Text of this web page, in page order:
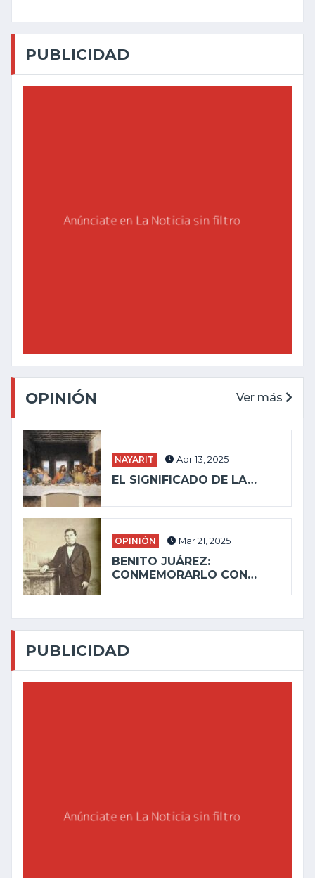
PUBLICIDAD
OPINIÓN Ver más
NAYARIT Abr 13, 2025
EL SIGNIFICADO DE LA…
OPINIÓN Mar 21, 2025
BENITO JUÁREZ:
CONMEMORARLO CON…
PUBLICIDAD